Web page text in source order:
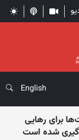
English
برای رهایی
شده است